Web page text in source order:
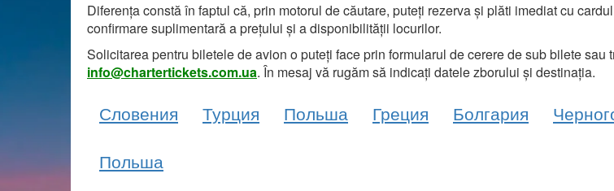
Diferența constă în faptul că, prin motorul de căutare, puteți rezerva și plăti imediat cu
confirmare suplimentară a prețului și a disponibilității locurilor.
Solicitarea pentru biletele de avion o puteți face prin formularul de cerere de sub bilete sau
info@chartertickets.com.ua. În mesaj vă rugăm să indicați datele zborului și destinația.
Словения Турция Польша Греция Болгария
Польша